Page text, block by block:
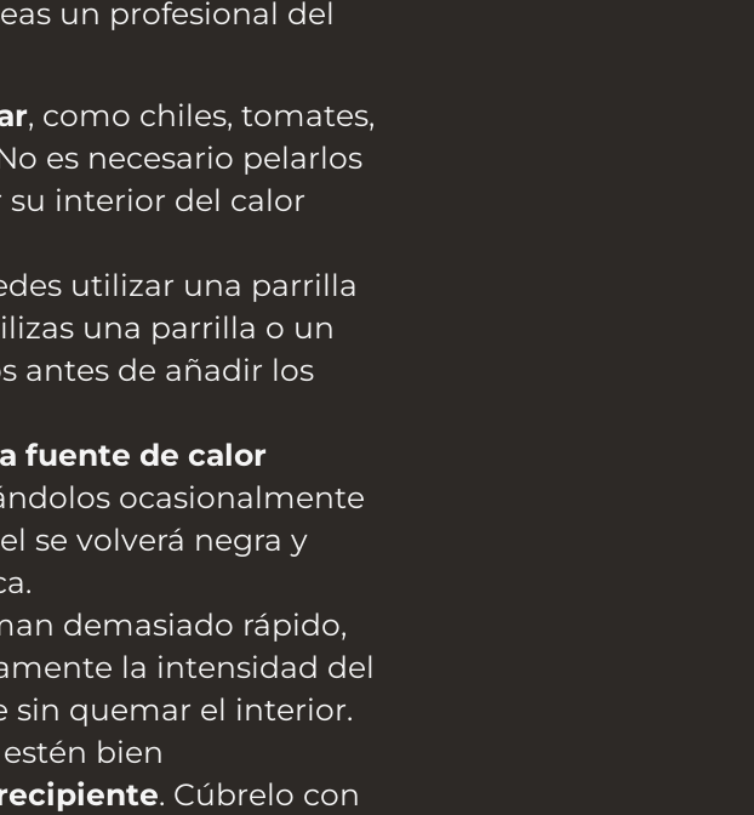
un profesional del
, como chiles, tomates,
es necesario pelarlos
su interior del calor
utilizar una parrilla
una parrilla o un
antes de añadir los
fuente de calor
ocasionalmente
se volverá negra y
demasiado rápido,
la intensidad del
sin quemar el interior.
bien
. Cúbrelo con